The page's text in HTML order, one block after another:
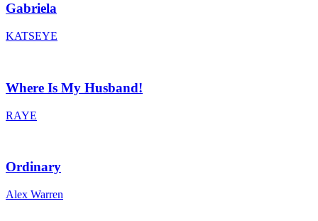
Gabriela
KATSEYE
Where Is My Husband!
RAYE
Ordinary
Alex Warren